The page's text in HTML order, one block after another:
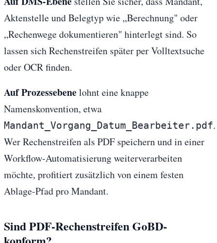
Aktenstelle und Belegtyp wie „Berechnung" oder
„Rechenwege dokumentieren" hinterlegt sind. So
lassen sich Rechenstreifen später per Volltextsuche
oder OCR finden.
Auf Prozessebenelohnt eine knappe
Namenskonvention, etwa
Mandant_Vorgang_Datum_Bearbeiter.pdf.
Wer Rechenstreifen als PDF speichern und in einer
Workflow-Automatisierung weiterverarbeiten
möchte, profitiert zusätzlich von einem festen
Ablage-Pfad pro Mandant.
Sind PDF-Rechenstreifen GoBD-